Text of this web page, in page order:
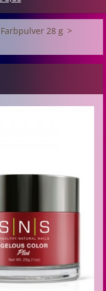
Farbpulver 28 g >